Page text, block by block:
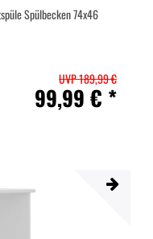
Spülbecken 74x46
UVP 189,99 €
99,99 € *